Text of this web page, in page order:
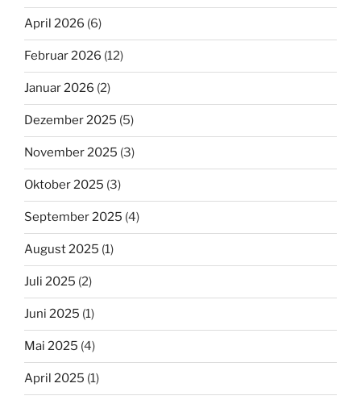
April 2026 (6)
Februar 2026 (12)
Januar 2026 (2)
Dezember 2025 (5)
November 2025 (3)
Oktober 2025 (3)
September 2025 (4)
August 2025 (1)
Juli 2025 (2)
Juni 2025 (1)
Mai 2025 (4)
April 2025 (1)